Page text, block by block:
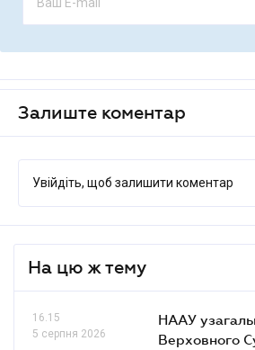
Залиште коментар
Увійдіть, щоб залишити коментар
На цю ж тему
16.15
5 серпня 2026
НААУ
Верховного